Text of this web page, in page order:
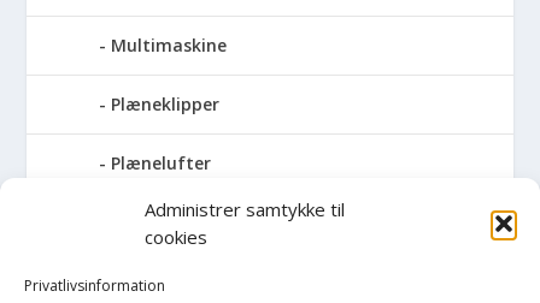
Administrer samtykke til
cookies
Privatlivsinformation
Multimaskine
Plæneklipper
Plænelufter
Robotplæneklipper
Sneslynge